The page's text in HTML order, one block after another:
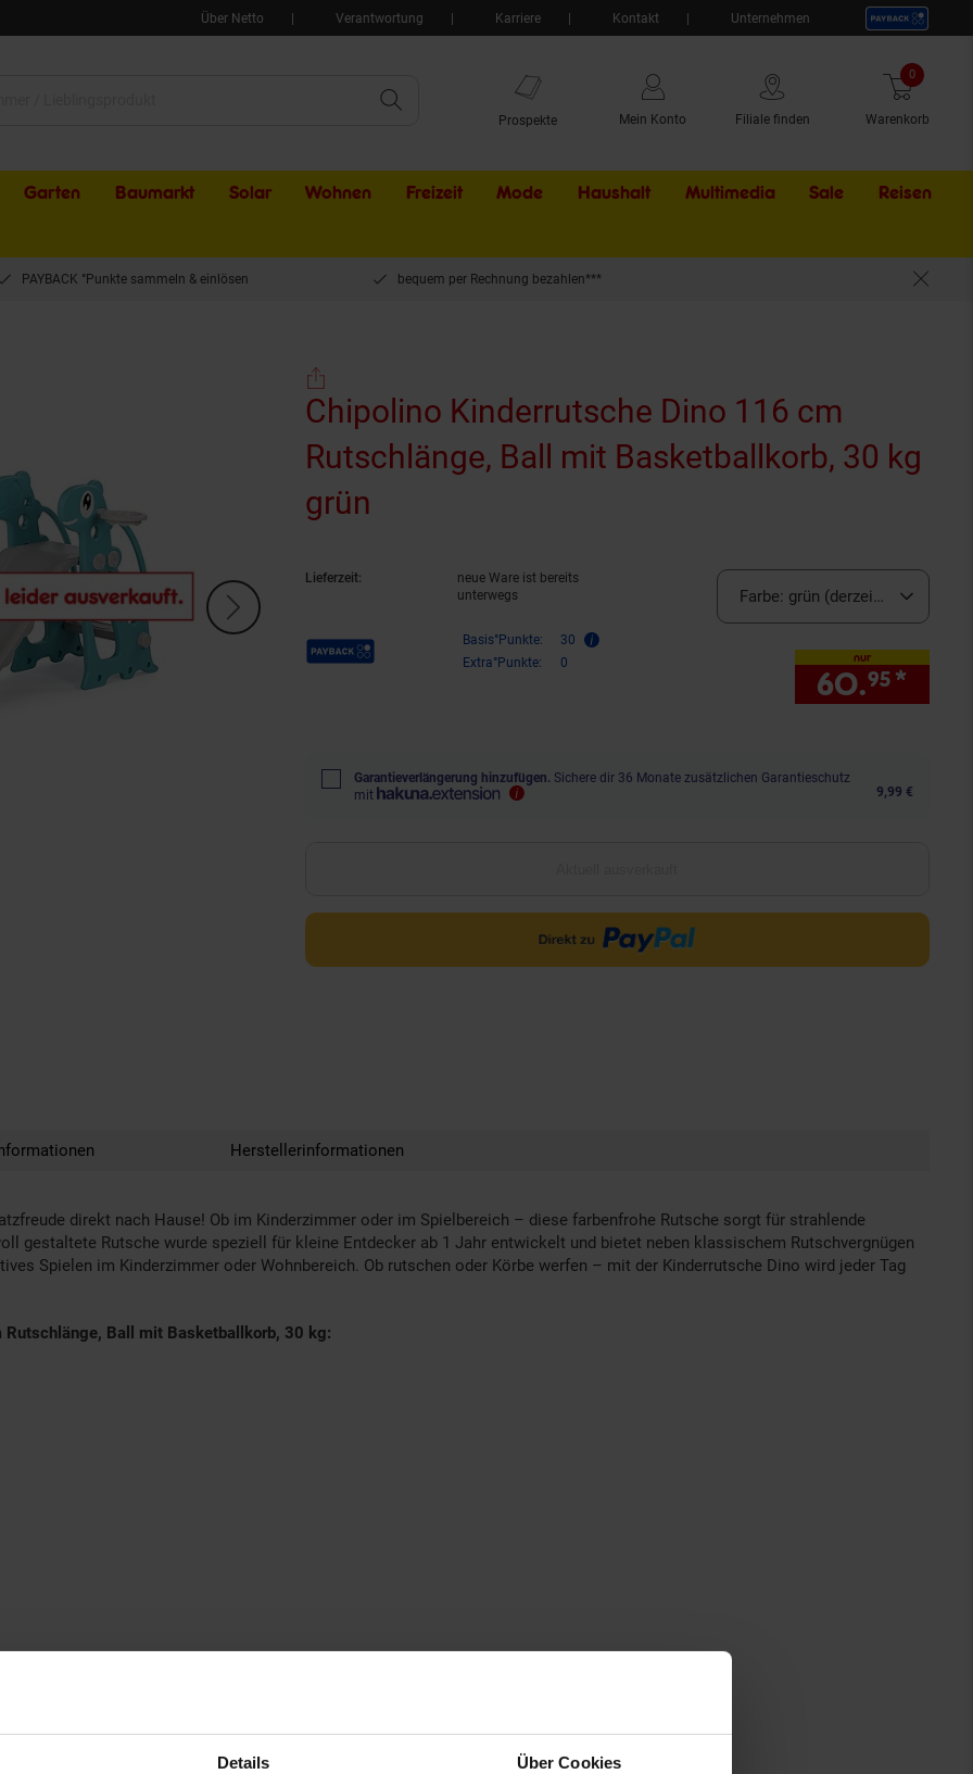
Details Über Cookies
Über Netto Verantwortung Karriere Kontakt Unternehmen
Prospekte Mein Konto Filiale finden Warenkorb
0 Artikel
Garten Baumarkt Solar Wohnen Freizeit Mode Haushalt Multimedia Sale Externer
Reisen
PAYBACK °Punkte sammeln & einlösen bequem per Rechnung bezahlen***
Chipolino Kinderrutsche Dino 116 cm
Rutschlänge, Ball mit Basketballkorb, 30 kg
grün
Lieferzeit:
neue Ware ist bereits
unterwegs
Payback Punkte Basis°Punkte:
30
Extra°Punkte:
0
Farbe: grün (derzeit ausverkauft)
nur
60.95 *
Garantieverlängerung hinzufügen. Sichere dir 36 Monate zusätzlichen Garantieschutz
mit
9,99 €
Herstellerinformationen
direkt nach Hause! Ob im Kinderzimmer oder im Spielbereich – diese farbenfrohe Rutsche sorgt für strahlende
gestaltete Rutsche wurde speziell für kleine Entdecker ab 1 Jahr entwickelt und bietet neben klassischem Rutschvergnügen
Spielen im Kinderzimmer oder Wohnbereich. Ob rutschen oder Körbe werfen – mit der Kinderrutsche Dino wird jeder Tag
Ball mit Basketballkorb, 30 kg:
116 cm Rutschlänge, Ball mit Basketballkorb, 30 kg: